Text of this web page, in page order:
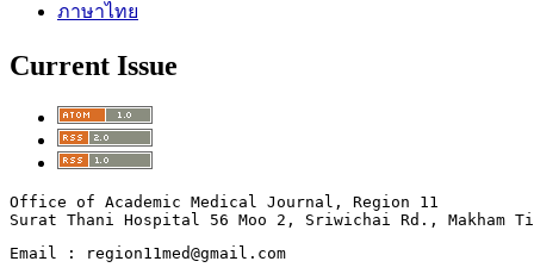
ภาษาไทย
Current Issue
Office of Academic Medical Journal, Region 11
Surat Thani Hospital 56 Moo 2, Sriwichai Rd.,
Email : region11med@gmail.com